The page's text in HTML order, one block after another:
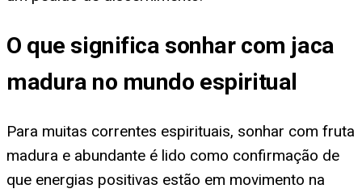
O que significa sonhar com jaca
madura no mundo espiritual
Para muitas correntes espirituais, sonhar com fruta
madura e abundante é lido como confirmação de
que energias positivas estão em movimento na